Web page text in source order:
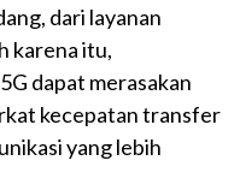
dari layanan
karena itu,
dapat merasakan
kecepatan transfer
yang lebih